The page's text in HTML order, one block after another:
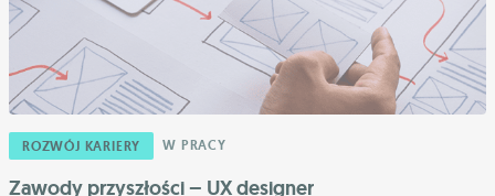
ROZWÓJ KARIERY W PRACY
Zawody przyszłości – UX designer